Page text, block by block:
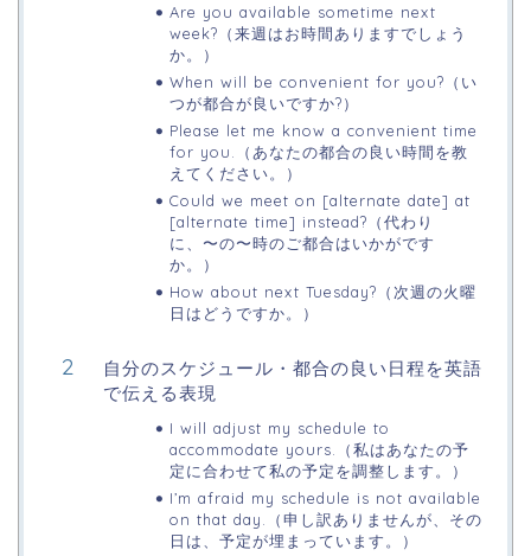
Are you available sometime next
week?（来週はお時間ありますでしょう
か。）
When will be convenient for you?（い
つが都合が良いですか?）
Please let me know a convenient time
for you.（あなたの都合の良い時間を教
えてください。）
Could we meet on [alternate date] at
[alternate time] instead?（代わり
に、〜の〜時のご都合はいかがです
か。）
How about next Tuesday?（次週の火曜
日はどうですか。）
自分のスケジュール・都合の良い日程を英語
で伝える表現
I will adjust my schedule to
accommodate yours.（私はあなたの予
定に合わせて私の予定を調整します。）
I’m afraid my schedule is not available
on that day.（申し訳ありませんが、その
日は、予定が埋まっています。）